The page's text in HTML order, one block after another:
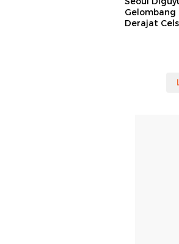
Gelombang
Derajat